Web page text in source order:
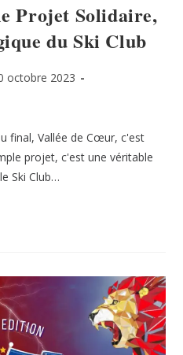
Projet Solidaire,
du Ski Club
octobre 2023
final, Vallée de Cœur, c'est
projet, c'est une véritable
Ski Club…